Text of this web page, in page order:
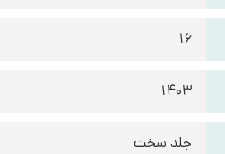
16
1403
جلد سخت